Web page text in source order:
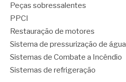
Peças sobressalentes
PPCI
Restauração de motores
Sistema de pressurização de água
Sistemas de Combate a Incêndio
Sistemas de refrigeração